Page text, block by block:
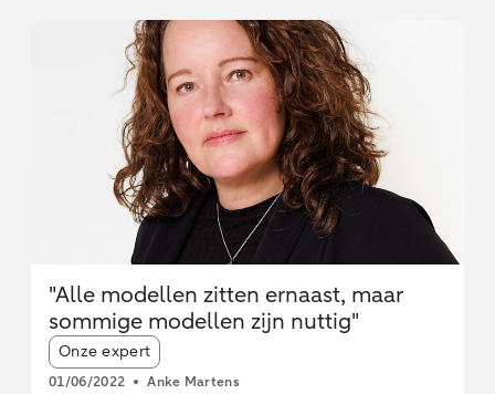
"Alle modellen zitten ernaast, maar
sommige modellen zijn nuttig"
Article tags:
Onze expert
01/06/2022 Anke Martens